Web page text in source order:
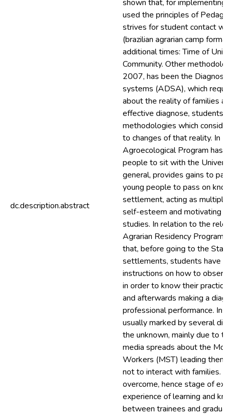
dc.description.abstract
shown that, for
used the principles of
strives for student contact
(brazilian agrarian camp
additional times: Time of
Community. Other
2007, has been the
systems (ADSA), which
about the reality of families
effective diagnose, students
methodologies which
to changes of that reality. In
Agroecological Program has
people to sit with the
general, provides gains to
young people to pass on
settlement, acting as
self-esteem and motivating
studies. In relation to the
Agrarian Residency
that, before going to the
settlements, students have
instructions on how to
in order to know their
and afterwards making a
professional performance.
usually marked by several
the unknown, mainly due to
media spreads about the
Workers (MST) leading
not to interact with families.
overcome, hence stage of
experience of learning and
between trainees and